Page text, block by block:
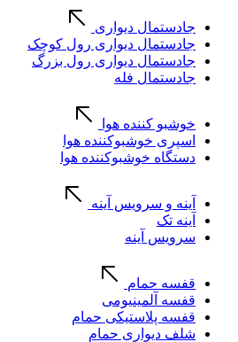
جادستمال دیواری
جادستمال دیواری رول کوچک
جادستمال دیواری رول بزرگ
جادستمال فله
خوشبو کننده هوا
اسپری خوشبوکننده هوا
دستگاه خوشبوکننده هوا
آینه و سرویس آینه
آینه تک
سرویس آینه
قفسه حمام
قفسه آلمینیومی
قفسه پلاستیکی حمام
شلف دیواری حمام